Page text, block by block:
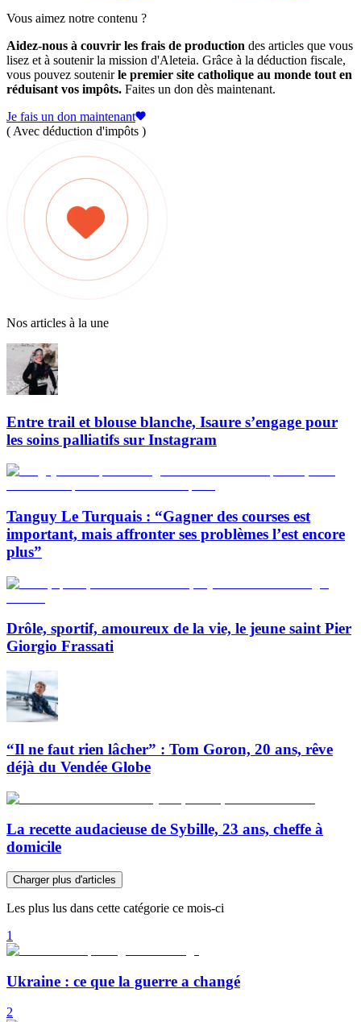
Vous aimez notre contenu ?
Aidez-nous à couvrir les frais de production des articles que vous
lisez et à soutenir la mission d'Aleteia. Grâce à la déduction fiscale,
vous pouvez soutenirle premier site catholique au monde tout en
réduisant vos impôts. Faites un don dès maintenant.
Je fais un don maintenant
( Avec déduction d'impôts )
Nos articles à la une
Entre trail et blouse blanche, Isaure s’engage pour
les soins palliatifs sur Instagram
Tanguy Le Turquais : “Gagner des courses est
important, mais affronter ses problèmes l’est encore
plus”
Drôle, sportif, amoureux de la vie, le jeune saint Pier
Giorgio Frassati
“Il ne faut rien lâcher” : Tom Goron, 20 ans, rêve
déjà du Vendée Globe
La recette audacieuse de Sybille, 23 ans, cheffe à
domicile
Charger plus d'articles
Les plus lus dans cette catégorie ce mois-ci
1
Ukraine : ce que la guerre a changé
2